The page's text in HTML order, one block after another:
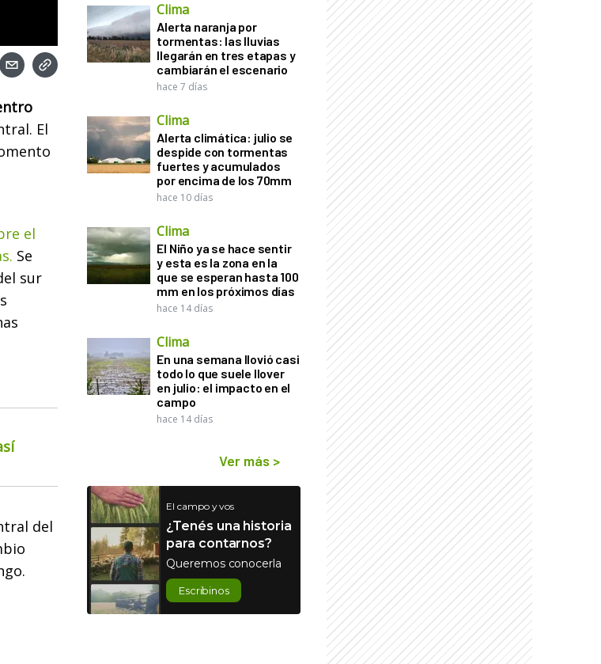
El
el
Se
sur
del
Clima
Alerta naranja por
tormentas: las lluvias
llegarán en tres etapas y
cambiarán el escenario
hace 7 días
Clima
Alerta climática: julio se
despide con tormentas
fuertes y acumulados
por encima de los 70mm
hace 10 días
Clima
El Niño ya se hace sentir
y esta es la zona en la
que se esperan hasta 100
mm en los próximos días
hace 14 días
Clima
En una semana llovió casi
todo lo que suele llover
en julio: el impacto en el
campo
hace 14 días
Ver más >
El campo y vos
¿Tenés una historia
para contarnos?
Queremos conocerla
Escribinos